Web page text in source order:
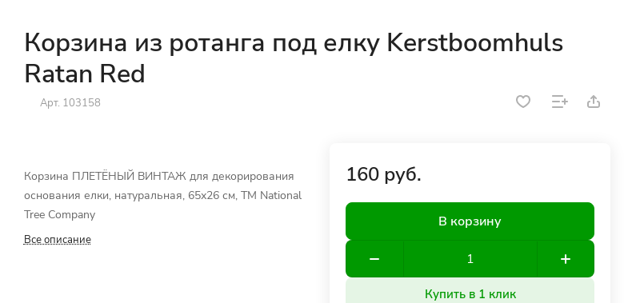
Корзина из ротанга под елку Kerstboomhuls
Ratan Red
Арт. 103158
Корзина ПЛЕТЁНЫЙ ВИНТАЖ для декорирования
основания елки, натуральная, 65х26 см, ТМ National
Tree Company
Все описание
160 руб.
В корзину
Купить в 1 клик